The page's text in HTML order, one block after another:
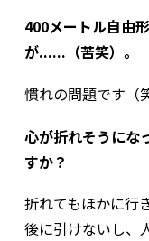
400メートル自由
が......（苦笑）。
慣れの問題です（
心が折れそうにな
すか？
折れてもほかに行
後に引けないし、